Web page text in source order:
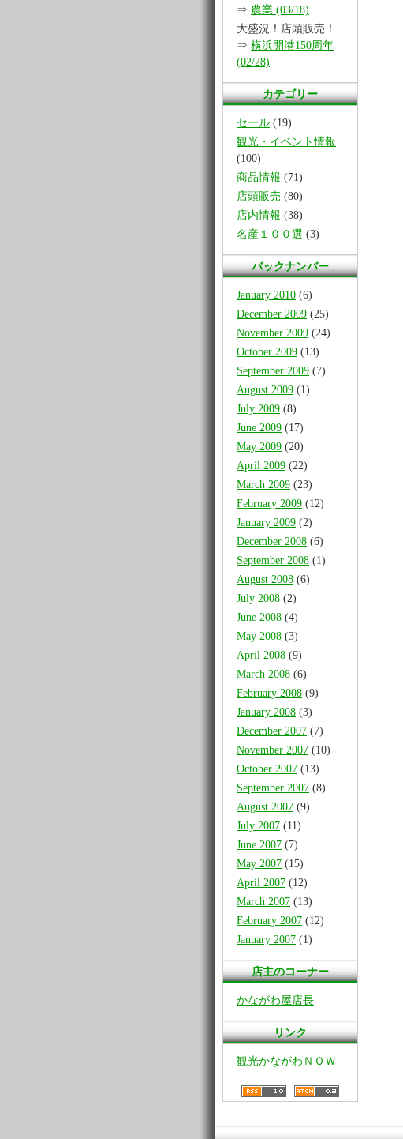
⇒ 農業 (03/18)
大盛況！店頭販売！
⇒ 横浜開港150周年
(02/28)
カテゴリー
セール (19)
観光・イベント情報
(100)
商品情報 (71)
店頭販売 (80)
店内情報 (38)
名産１００選 (3)
バックナンバー
January 2010 (6)
December 2009 (25)
November 2009 (24)
October 2009 (13)
September 2009 (7)
August 2009 (1)
July 2009 (8)
June 2009 (17)
May 2009 (20)
April 2009 (22)
March 2009 (23)
February 2009 (12)
January 2009 (2)
December 2008 (6)
September 2008 (1)
August 2008 (6)
July 2008 (2)
June 2008 (4)
May 2008 (3)
April 2008 (9)
March 2008 (6)
February 2008 (9)
January 2008 (3)
December 2007 (7)
November 2007 (10)
October 2007 (13)
September 2007 (8)
August 2007 (9)
July 2007 (11)
June 2007 (7)
May 2007 (15)
April 2007 (12)
March 2007 (13)
February 2007 (12)
January 2007 (1)
店主のコーナー
かながわ屋店長
リンク
観光かながわＮＯＷ